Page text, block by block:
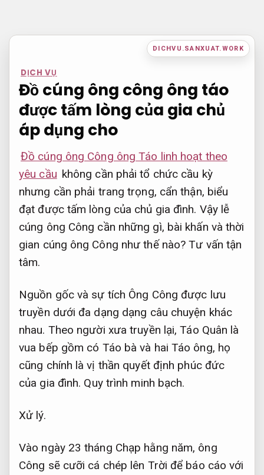
nội
DICHVU.SANXUAT.WORK
DỊCH VỤ
Đồ cúng ông công ông táo
được tấm lòng của gia chủ
áp dụng cho
Đồ cúng ông Công ông Táo linh hoạt theo
yêu cầu không cần phải tổ chức cầu kỳ
nhưng cần phải trang trọng, cẩn thận, biểu
đạt được tấm lòng của chủ gia đình. Vậy lễ
cúng ông Công cần những gì, bài khấn và thời
gian cúng ông Công như thế nào?Tư vấn tận
tâm.
Nguồn gốc và sự tích Ông Công được lưu
truyền dưới đa dạng dạng câu chuyện khác
nhau. Theo người xưa truyền lại, Táo Quân là
vua bếp gồm có Táo bà và hai Táo ông, họ
cũng chính là vị thần quyết định phúc đức
của gia đình. Quy trình minh bạch.
Xử lý.
Vào ngày 23 tháng Chạp hằng năm, ông
Công sẽ cưỡi cá chép lên Trời để báo cáo với